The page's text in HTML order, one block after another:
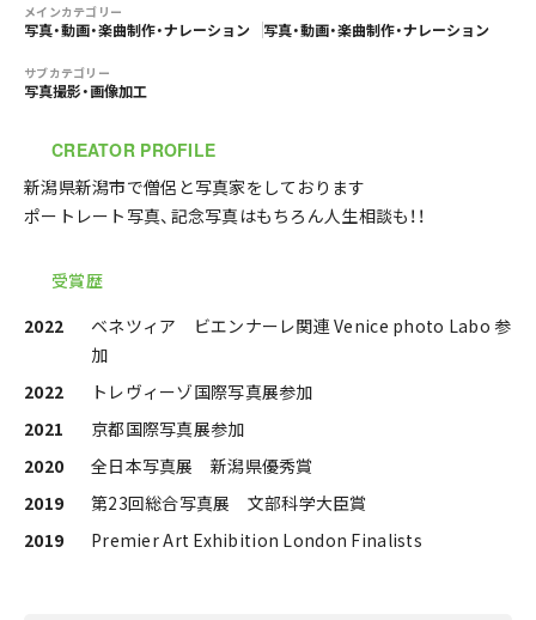
メインカテゴリー
写真・動画・楽曲制作・ナレーション 写真・動画・楽曲制作・ナレーション
サブカテゴリー
写真撮影・画像加工
CREATOR PROFILE
新潟県新潟市で僧侶と写真家をしております
ポートレート写真、記念写真はもちろん人生相談も！！
受賞歴
2022
ベネツィア ビエンナーレ関連 Venice photo Labo 参
加
2022
トレヴィーゾ国際写真展参加
2021
京都国際写真展参加
2020
全日本写真展 新潟県優秀賞
2019
第23回総合写真展 文部科学大臣賞
2019
Premier Art Exhibition London Finalists